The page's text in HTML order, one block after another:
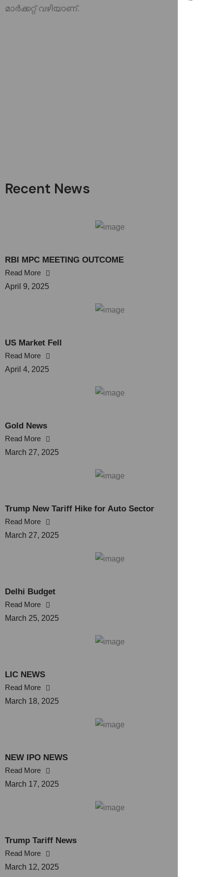
മാർക്കറ്റ് വഴിയാണ്.
Recent News
RBI MPC MEETING OUTCOME
Read More
April 9, 2025
US Market Fell
Read More
April 4, 2025
Gold News
Read More
March 27, 2025
Trump New Tariff Hike for Auto Sector
Read More
March 27, 2025
Delhi Budget
Read More
March 25, 2025
LIC NEWS
Read More
March 18, 2025
NEW IPO NEWS
Read More
March 17, 2025
Trump Tariff News
Read More
March 12, 2025